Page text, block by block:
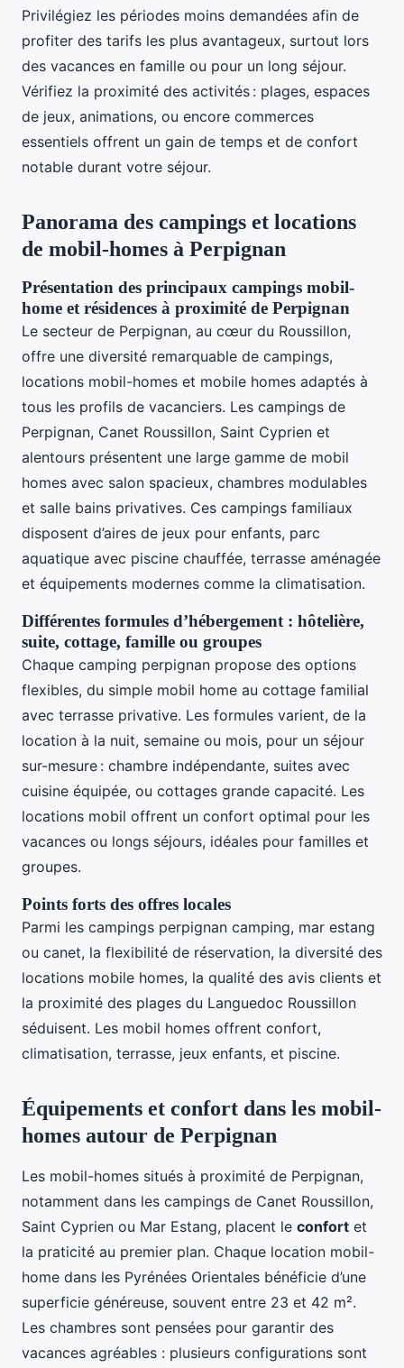
Privilégiez les périodes moins demandées afin de
profiter des tarifs les plus avantageux, surtout lors
des vacances en famille ou pour un long séjour.
Vérifiez la proximité des activités : plages, espaces
de jeux, animations, ou encore commerces
essentiels offrent un gain de temps et de confort
notable durant votre séjour.
Panorama des campings et locations
de mobil-homes à Perpignan
Présentation des principaux campings mobil-
home et résidences à proximité de Perpignan
Le secteur de Perpignan, au cœur du Roussillon,
offre une diversité remarquable de campings,
locations mobil-homes et mobile homes adaptés à
tous les profils de vacanciers. Les campings de
Perpignan, Canet Roussillon, Saint Cyprien et
alentours présentent une large gamme de mobil
homes avec salon spacieux, chambres modulables
et salle bains privatives. Ces campings familiaux
disposent d’aires de jeux pour enfants, parc
aquatique avec piscine chauffée, terrasse aménagée
et équipements modernes comme la climatisation.
Différentes formules d’hébergement : hôtelière,
suite, cottage, famille ou groupes
Chaque camping perpignan propose des options
flexibles, du simple mobil home au cottage familial
avec terrasse privative. Les formules varient, de la
location à la nuit, semaine ou mois, pour un séjour
sur-mesure : chambre indépendante, suites avec
cuisine équipée, ou cottages grande capacité. Les
locations mobil offrent un confort optimal pour les
vacances ou longs séjours, idéales pour familles et
groupes.
Points forts des offres locales
Parmi les campings perpignan camping, mar estang
ou canet, la flexibilité de réservation, la diversité des
locations mobile homes, la qualité des avis clients et
la proximité des plages du Languedoc Roussillon
séduisent. Les mobil homes offrent confort,
climatisation, terrasse, jeux enfants, et piscine.
Équipements et confort dans les mobil-
homes autour de Perpignan
Les mobil-homes situés à proximité de Perpignan,
notamment dans les campings de Canet Roussillon,
Saint Cyprien ou Mar Estang, placent le confort et
la praticité au premier plan. Chaque location mobil-
home dans les Pyrénées Orientales bénéficie d’une
superficie généreuse, souvent entre 23 et 42 m².
Les chambres sont pensées pour garantir des
vacances agréables : plusieurs configurations sont